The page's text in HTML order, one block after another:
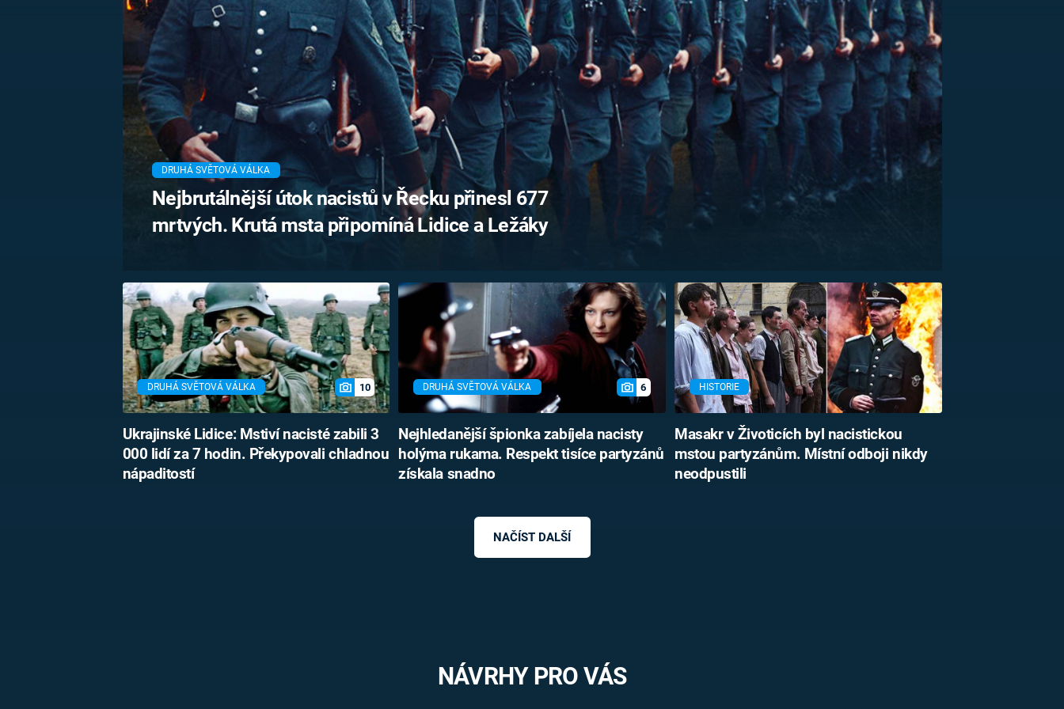
MARIE TEREZIE
NAPOLEON
BONAPARTE
BRITSKÁ
KRÁLOVSKÁ
RODINA
UFO A
MIMOZEMŠŤANÉ
UTAJENÉ PŘÍBĚHY
ČESKÝCH DĚJIN
ALTERNATIVNÍ
HISTORIE
FILMY VERSUS
REALITA
HORORY VERSUS
REALITA
OPTICKÉ ILUZE A
KLAMY
DRUHÁ SVĚTOVÁ VÁLKA
Nejbrutálnější útok nacistů v Řecku přinesl 677
mrtvých. Krutá msta připomíná Lidice a Ležáky
DRUHÁ SVĚTOVÁ VÁLKA 10
Ukrajinské Lidice: Mstiví nacisté zabili 3
000 lidí za 7 hodin. Překypovali chladnou
nápaditostí
DRUHÁ SVĚTOVÁ VÁLKA 6
Nejhledanější špionka zabíjela nacisty
holýma rukama. Respekt tisíce partyzánů
získala snadno
HISTORIE
Masakr v Životicích byl nacistickou
mstou partyzánům. Místní odboji nikdy
neodpustili
NAČÍST DALŠÍ
NÁVRHY PRO VÁS